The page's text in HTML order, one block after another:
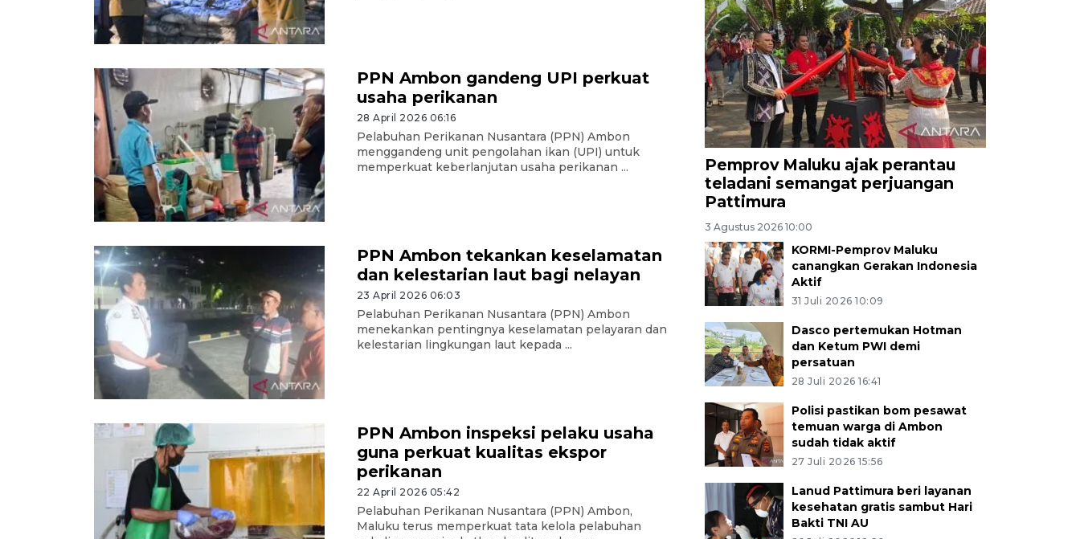
PPN Ambon gandeng UPI perkuat
usaha perikanan
28 April 2026 06:16
Pelabuhan Perikanan Nusantara (PPN) Ambon
menggandeng unit pengolahan ikan (UPI) untuk
memperkuat keberlanjutan usaha perikanan ...
PPN Ambon tekankan keselamatan
dan kelestarian laut bagi nelayan
23 April 2026 06:03
Pelabuhan Perikanan Nusantara (PPN) Ambon
menekankan pentingnya keselamatan pelayaran dan
kelestarian lingkungan laut kepada ...
PPN Ambon inspeksi pelaku usaha
guna perkuat kualitas ekspor
perikanan
22 April 2026 05:42
Pelabuhan Perikanan Nusantara (PPN) Ambon,
Maluku terus memperkuat tata kelola pelabuhan
Pemprov Maluku ajak perantau
teladani semangat perjuangan
Pattimura
3 Agustus 2026 10:00
KORMI-Pemprov Maluku
canangkan Gerakan Indonesia
Aktif
31 Juli 2026 10:09
Dasco pertemukan Hotman
dan Ketum PWI demi
persatuan
28 Juli 2026 16:41
Polisi pastikan bom pesawat
temuan warga di Ambon
sudah tidak aktif
27 Juli 2026 15:56
Lanud Pattimura beri layanan
kesehatan gratis sambut Hari
Bakti TNI AU